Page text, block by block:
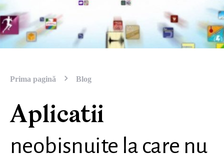
Prima pagină Blog
Aplicatii
neobisnuite la care nu